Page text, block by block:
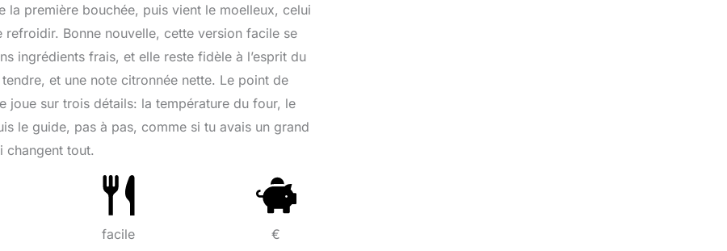
la première bouchée, puis vient le moelleux, celui
Bonne nouvelle, cette version facile se
ingrédients frais, et elle reste fidèle à l’esprit du
et une note citronnée nette. Le point de
joue sur trois détails: la température du four, le
le guide, pas à pas, comme si tu avais un grand
changent tout.
facile €